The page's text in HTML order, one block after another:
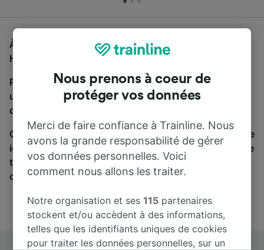
À la recherche d'un bus de Hanau Hbf à Darmstadt
Hbf, vous êtes au bon endroit.
Pour trouver des billets de bus, lancez simplement
une recherche ci-dessus. Nous comparons les temps
de trajets et les prix des voyages, en train et en bus.
Qu’importe votre destination, votre voyage commence
ici. Nous collaborons avec plus de 170 compagnies de
train et de bus. Consultez et achetez vos billets sur
cette page.
Nous prenons à coeur de
protéger vos données
Merci de faire confiance à Trainline. Nous
avons la grande responsabilité de gérer
vos données personnelles. Voici
comment nous allons les traiter.
Notre organisation et ses115 partenaires
stockent et/ou accèdent à des informations,
telles que les identifiants uniques de cookies
pour traiter les données personnelles, sur un